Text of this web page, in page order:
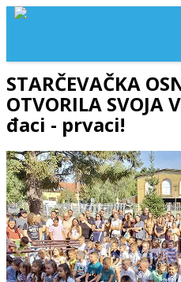
STARČEVAČKA
OTVORILA SVOJA
đaci - prvaci!